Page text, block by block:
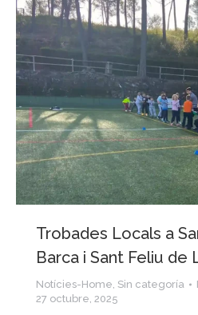
Trobades Locals a
Barca i Sant Feliu de
Notícies-Home Sin categoría
27 octubre, 2025